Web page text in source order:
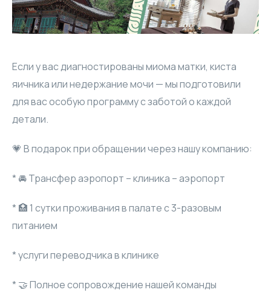
Если у вас диагностированы миома матки, киста
яичника или недержание мочи — мы подготовили
для вас особую программу с заботой о каждой
детали.
💗 В подарок при обращении через нашу компанию:
* 🚘 Трансфер аэропорт – клиника – аэропорт
* 🏥 1 сутки проживания в палате с 3-разовым
питанием
* ⁠услуги переводчика в клинике
* 🤝 Полное сопровождение нашей команды